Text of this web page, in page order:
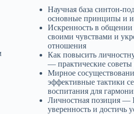
Научная база синтон-
основные принципы и
Искренность в
своими чувствами и
отношения
Как повысить
— практические советы
Мирное
эффективные тактики
воспитания для
Личностная позиция —
уверенность и достичь